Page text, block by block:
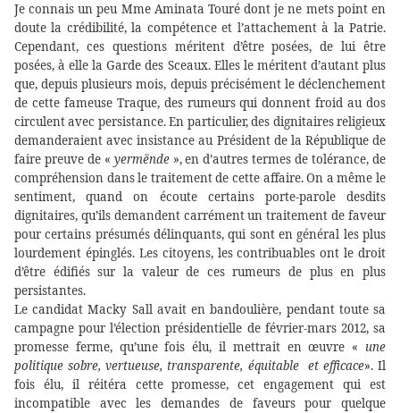
Je connais un peu Mme Aminata Touré dont je ne mets point en
doute la crédibilité, la compétence et l’attachement à la Patrie.
Cependant, ces questions méritent d’être posées, de lui être
posées, à elle la Garde des Sceaux. Elles le méritent d’autant plus
que, depuis plusieurs mois, depuis précisément le déclenchement
de cette fameuse Traque, des rumeurs qui donnent froid au dos
circulent avec persistance. En particulier, des dignitaires religieux
demanderaient avec insistance au Président de la République de
faire preuve de « yermënde », en d’autres termes de tolérance, de
compréhension dans le traitement de cette affaire. On a même le
sentiment, quand on écoute certains porte-parole desdits
dignitaires, qu’ils demandent carrément un traitement de faveur
pour certains présumés délinquants, qui sont en général les plus
lourdement épinglés. Les citoyens, les contribuables ont le droit
d’être édifiés sur la valeur de ces rumeurs de plus en plus
persistantes.
Le candidat Macky Sall avait en bandoulière, pendant toute sa
campagne pour l’élection présidentielle de février-mars 2012, sa
promesse ferme, qu’une fois élu, il mettrait en œuvre « une
politique sobre, vertueuse, transparente, équitable et efficace». Il
fois élu, il réitéra cette promesse, cet engagement qui est
incompatible avec les demandes de faveurs pour quelque